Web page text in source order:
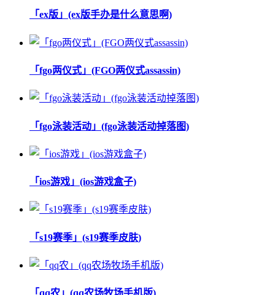
「ex版」(ex版手办是什么意思啊)
「fgo两仪式」(FGO两仪式assassin)
「fgo泳装活动」(fgo泳装活动掉落图)
「ios游戏」(ios游戏盒子)
「s19赛季」(s19赛季皮肤)